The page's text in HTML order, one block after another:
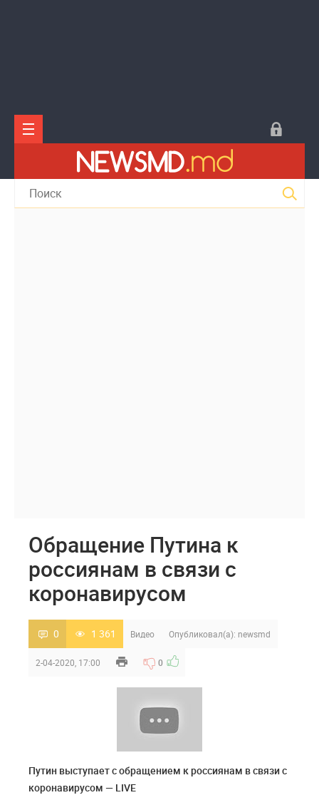
Обращение Путина к
россиянам в связи с
коронавирусом
0 1 361 Видео Опубликовал(а): newsmd
2-04-2020, 17:00 0
Путин выступает с обращением к россиянам в связи с
коронавирусом — LIVE